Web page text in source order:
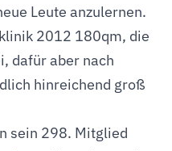
Leute anzulernen.
2012 180qm, die
dafür aber nach
hinreichend groß
sein 298. Mitglied